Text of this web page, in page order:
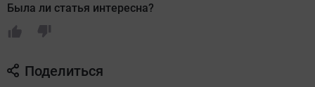
Была ли статья интересна?
Поделиться